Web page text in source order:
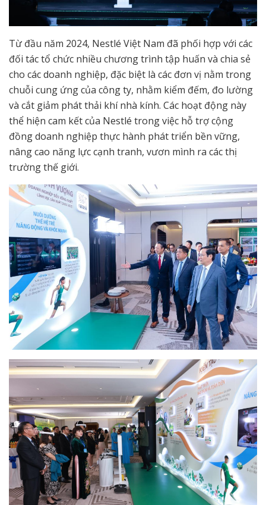
Từ đầu năm 2024, Nestlé Việt Nam đã phối hợp với các
đối tác tổ chức nhiều chương trình tập huấn và chia sẻ
cho các doanh nghiệp, đặc biệt là các đơn vị nằm trong
chuỗi cung ứng của công ty, nhằm kiểm đếm, đo lường
và cắt giảm phát thải khí nhà kính. Các hoạt động này
thể hiện cam kết của Nestlé trong việc hỗ trợ cộng
đồng doanh nghiệp thực hành phát triển bền vững,
nâng cao năng lực cạnh tranh, vươn mình ra các thị
trường thế giới.